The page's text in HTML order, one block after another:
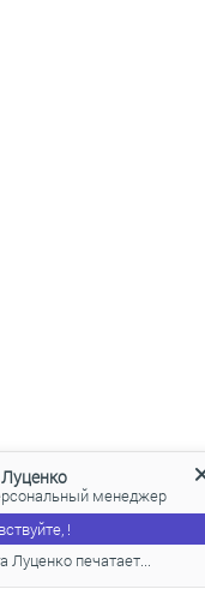
менеджер
!
Луценкопечатает...